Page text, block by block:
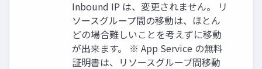
Inbound IP は、変更されません。 リ
ソースグループ間の移動は、ほとん
どの場合難しいことを考えずに移動
が出来ます。 ※ App Service の無料
証明書は、リソースグループ間移動